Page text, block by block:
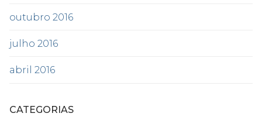
outubro 2016
julho 2016
abril 2016
CATEGORIAS